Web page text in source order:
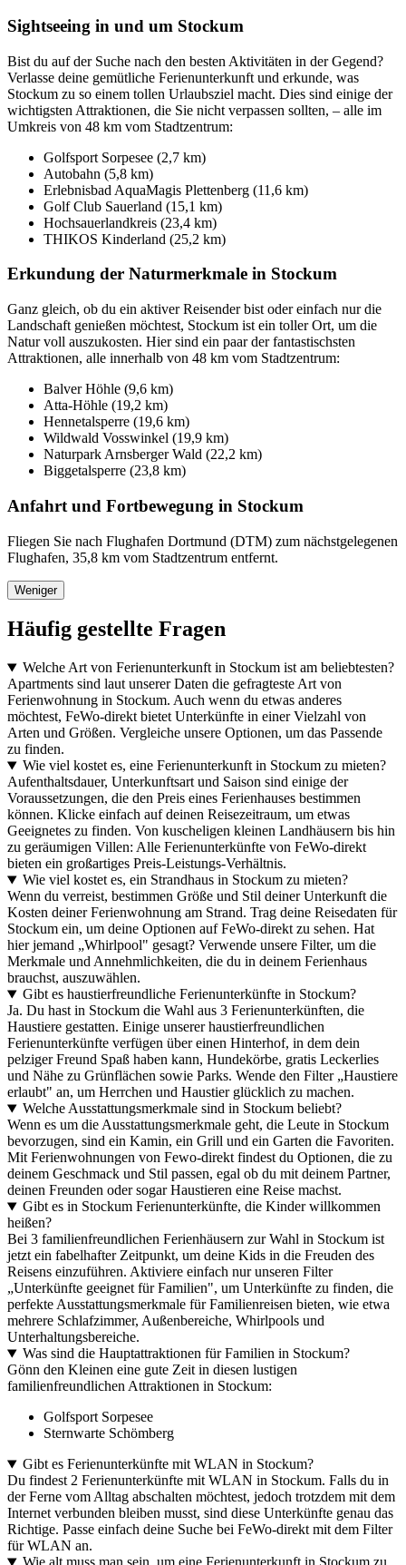
Sightseeing in und um Stockum
Bist du auf der Suche nach den besten Aktivitäten in der Gegend?
Verlasse deine gemütliche Ferienunterkunft und erkunde, was
Stockum zu so einem tollen Urlaubsziel macht. Dies sind einige der
wichtigsten Attraktionen, die Sie nicht verpassen sollten, – alle im
Umkreis von 48 km vom Stadtzentrum:
Golfsport Sorpesee (2,7 km)
Autobahn (5,8 km)
Erlebnisbad AquaMagis Plettenberg (11,6 km)
Golf Club Sauerland (15,1 km)
Hochsauerlandkreis (23,4 km)
THIKOS Kinderland (25,2 km)
Erkundung der Naturmerkmale in Stockum
Ganz gleich, ob du ein aktiver Reisender bist oder einfach nur die
Landschaft genießen möchtest, Stockum ist ein toller Ort, um die
Natur voll auszukosten. Hier sind ein paar der fantastischsten
Attraktionen, alle innerhalb von 48 km vom Stadtzentrum:
Balver Höhle (9,6 km)
Atta-Höhle (19,2 km)
Hennetalsperre (19,6 km)
Wildwald Vosswinkel (19,9 km)
Naturpark Arnsberger Wald (22,2 km)
Biggetalsperre (23,8 km)
Anfahrt und Fortbewegung in Stockum
Fliegen Sie nach Flughafen Dortmund (DTM) zum nächstgelegenen
Flughafen, 35,8 km vom Stadtzentrum entfernt.
Weniger
Häufig gestellte Fragen
Welche Art von Ferienunterkunft in Stockum ist am beliebtesten?
Apartments sind laut unserer Daten die gefragteste Art von
Ferienwohnung in Stockum. Auch wenn du etwas anderes
möchtest, FeWo-direkt bietet Unterkünfte in einer Vielzahl von
Arten und Größen. Vergleiche unsere Optionen, um das Passende
zu finden.
Wie viel kostet es, eine Ferienunterkunft in Stockum zu mieten?
Aufenthaltsdauer, Unterkunftsart und Saison sind einige der
Voraussetzungen, die den Preis eines Ferienhauses bestimmen
können. Klicke einfach auf deinen Reisezeitraum, um etwas
Geeignetes zu finden. Von kuscheligen kleinen Landhäusern bis hin
zu geräumigen Villen: Alle Ferienunterkünfte von FeWo-direkt
bieten ein großartiges Preis-Leistungs-Verhältnis.
Wie viel kostet es, ein Strandhaus in Stockum zu mieten?
Wenn du verreist, bestimmen Größe und Stil deiner Unterkunft die
Kosten deiner Ferienwohnung am Strand. Trag deine Reisedaten für
Stockum ein, um deine Optionen auf FeWo-direkt zu sehen. Hat
hier jemand „Whirlpool" gesagt? Verwende unsere Filter, um die
Merkmale und Annehmlichkeiten, die du in deinem Ferienhaus
brauchst, auszuwählen.
Gibt es haustierfreundliche Ferienunterkünfte in Stockum?
Ja. Du hast in Stockum die Wahl aus 3 Ferienunterkünften, die
Haustiere gestatten. Einige unserer haustierfreundlichen
Ferienunterkünfte verfügen über einen Hinterhof, in dem dein
pelziger Freund Spaß haben kann, Hundekörbe, gratis Leckerlies
und Nähe zu Grünflächen sowie Parks. Wende den Filter „Haustiere
erlaubt" an, um Herrchen und Haustier glücklich zu machen.
Welche Ausstattungsmerkmale sind in Stockum beliebt?
Wenn es um die Ausstattungsmerkmale geht, die Leute in Stockum
bevorzugen, sind ein Kamin, ein Grill und ein Garten die Favoriten.
Mit Ferienwohnungen von Fewo-direkt findest du Optionen, die zu
deinem Geschmack und Stil passen, egal ob du mit deinem Partner,
deinen Freunden oder sogar Haustieren eine Reise machst.
Gibt es in Stockum Ferienunterkünfte, die Kinder willkommen
heißen?
Bei 3 familienfreundlichen Ferienhäusern zur Wahl in Stockum ist
jetzt ein fabelhafter Zeitpunkt, um deine Kids in die Freuden des
Reisens einzuführen. Aktiviere einfach nur unseren Filter
„Unterkünfte geeignet für Familien", um Unterkünfte zu finden, die
perfekte Ausstattungsmerkmale für Familienreisen bieten, wie etwa
mehrere Schlafzimmer, Außenbereiche, Whirlpools und
Unterhaltungsbereiche.
Was sind die Hauptattraktionen für Familien in Stockum?
Gönn den Kleinen eine gute Zeit in diesen lustigen
familienfreundlichen Attraktionen in Stockum:
Golfsport Sorpesee
Sternwarte Schömberg
Gibt es Ferienunterkünfte mit WLAN in Stockum?
Du findest 2 Ferienunterkünfte mit WLAN in Stockum. Falls du in
der Ferne vom Alltag abschalten möchtest, jedoch trotzdem mit dem
Internet verbunden bleiben musst, sind diese Unterkünfte genau das
Richtige. Passe einfach deine Suche bei FeWo-direkt mit dem Filter
für WLAN an.